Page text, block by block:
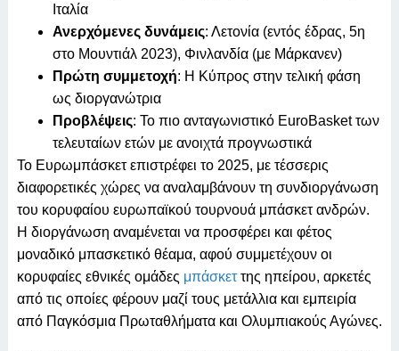
Ιταλία
Ανερχόμενες δυνάμεις: Λετονία (εντός έδρας, 5η
στο Μουντιάλ 2023), Φινλανδία (με Μάρκανεν)
Πρώτη συμμετοχή: Η Κύπρος στην τελική φάση
ως διοργανώτρια
Προβλέψεις: Το πιο ανταγωνιστικό EuroBasket των
τελευταίων ετών με ανοιχτά προγνωστικά
Το Ευρωμπάσκετ επιστρέφει το 2025, με τέσσερις
διαφορετικές χώρες να αναλαμβάνουν τη συνδιοργάνωση
του κορυφαίου ευρωπαϊκού τουρνουά μπάσκετ ανδρών.
Η διοργάνωση αναμένεται να προσφέρει και φέτος
μοναδικό μπασκετικό θέαμα, αφού συμμετέχουν οι
κορυφαίες εθνικές ομάδες μπάσκεττης ηπείρου, αρκετές
από τις οποίες φέρουν μαζί τους μετάλλια και εμπειρία
από Παγκόσμια Πρωταθλήματα και Ολυμπιακούς Αγώνες.